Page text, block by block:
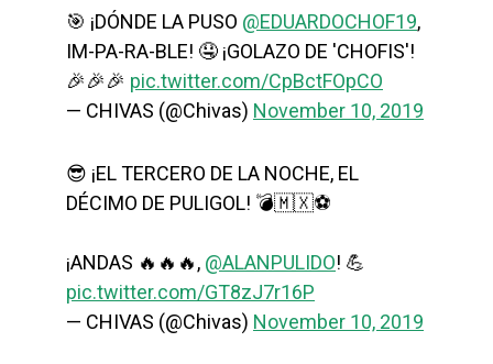
🎯 ¡DÓNDE LA PUSO @EDUARDOCHOF19,
IM-PA-RA-BLE! 🤤 ¡GOLAZO DE 'CHOFIS'!
🎉🎉🎉 pic.twitter.com/CpBctFOpCO
— CHIVAS (@Chivas) November 10, 2019
😎 ¡EL TERCERO DE LA NOCHE, EL
DÉCIMO DE PULIGOL! 💣🇲🇽⚽️
¡ANDAS 🔥🔥🔥, @ALANPULIDO! 💪
pic.twitter.com/GT8zJ7r16P
— CHIVAS (@Chivas) November 10, 2019